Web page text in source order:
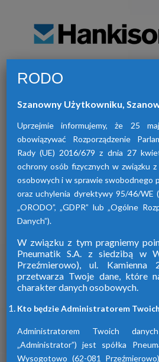
Firma Pneumatik pojawiła się
sprężonego powietrza,
urządzeń.
RODO
Szanowny Użytkowniku,
Uprzejmie informujemy, że 25
obowiązywać Rozporządzenie
Rady (UE) 2016/679 z dnia 27
ochrony osób fizycznych w związku
osobowych i w sprawie swobodnego
oraz uchylenia dyrektywy 95/46/WE
„ORODO”, „GDPR” lub „Ogólne
Danych”).
W związku z tym pragniemy
Pneumatik S.A. z siedzibą w
Przeźmierowo), ul. Kamienna
przetwarza Twoje dane, które
charakter danych osobowych.
Kto będzie Administratorem
Administratorem Twoich
„Administrator”) jest spółka
Wysogotowo (62-081